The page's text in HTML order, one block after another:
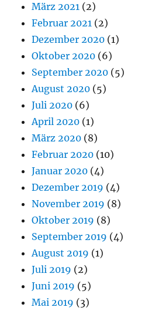
März 2021 (2)
Februar 2021 (2)
Dezember 2020 (1)
Oktober 2020 (6)
September 2020 (5)
August 2020 (5)
Juli 2020 (6)
April 2020 (1)
März 2020 (8)
Februar 2020 (10)
Januar 2020 (4)
Dezember 2019 (4)
November 2019 (8)
Oktober 2019 (8)
September 2019 (4)
August 2019 (1)
Juli 2019 (2)
Juni 2019 (5)
Mai 2019 (3)